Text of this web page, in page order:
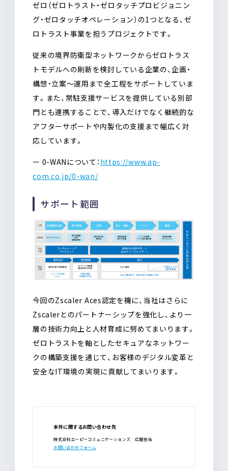
ゼロ（ゼロトラスト・ゼロタッチプロビジョニン
グ・ゼロタッチオペレーション）の1つとなる、ゼ
ロトラスト事業を担うプロジェクトです。
従来の境界防衛型ネットワークからゼロトラス
トモデルへの刷新を検討している企業の、企画・
構想・立案〜運用まで全工程をサポートしていま
す。また、常駐支援サービスを提供している別部
門とも連携することで、導入だけでなく継続的な
アフターサポートや内製化の支援まで幅広く対
応しています。
ー 0-WANについて： https://www.ap-
com.co.jp/0-wan/
サポート範囲
今回のZscaler Aces認定を機に、当社はさらに
Zscalerとのパートナーシップを強化し、より一
層の技術力向上と人材育成に努めてまいります。
ゼロトラストを軸としたセキュアなネットワー
クの構築支援を通じて、お客様のデジタル変革と
安全なIT環境の実現に貢献してまいります。
本件に関するお問い合わせ先
株式会社エーピーコミュニケーションズ 広報担当
お問い合わせフォーム